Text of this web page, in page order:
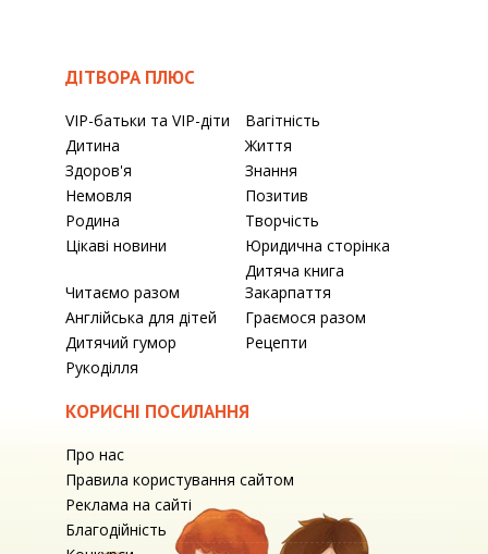
ДІТВОРА ПЛЮС
VIP-батьки та VIP-діти
Вагітність
Дитина
Життя
Здоров'я
Знання
Немовля
Позитив
Родина
Творчість
Цікаві новини
Юридична сторінка
Читаємо разом
Дитяча книга
Закарпаття
Англійська для дітей
Граємося разом
Дитячий гумор
Рецепти
Рукоділля
КОРИСНІ ПОСИЛАННЯ
Про нас
Правила користування сайтом
Реклама на сайті
Благодійність